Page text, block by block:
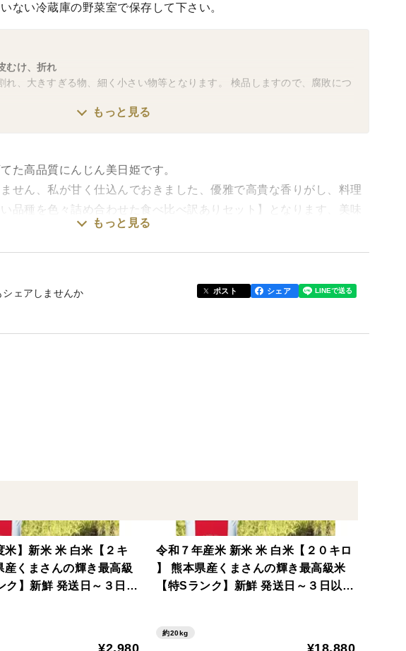
ない冷蔵庫の野菜室で保存して下さい。
むけ、折れ
れ、大きすぎる物、細く小さい物等となります。 検品しますので、腐敗につ
もっと見る
た高品質にんじん美日姫です。
せん、私が甘く仕込んでおきました、優雅で高貴な香りがし、料理
品種を色々詰め合わせた食べ比べ訳ありセット】となります、美味
もっと見る
ェアしませんか ポスト シェア
米】新米 米 白米【２キ
ク】新鮮 発送日～３日以
¥2,980
令和７年産米 新米 米 白米【２０キロ
】 熊本県産くまさんの輝き最高級米
【特Sランク】新鮮 発送日～３日以内
約20kg
¥18,880